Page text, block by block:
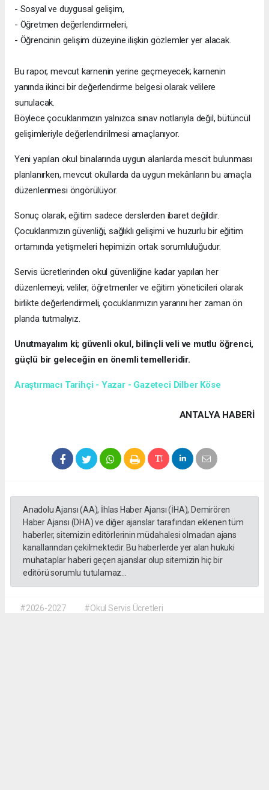
- Sosyal ve duygusal gelişim,
- Öğretmen değerlendirmeleri,
- Öğrencinin gelişim düzeyine ilişkin gözlemler yer alacak.
Bu rapor, mevcut karnenin yerine geçmeyecek; karnenin
yanında ikinci bir değerlendirme belgesi olarak velilere
sunulacak.
Böylece çocuklarımızın yalnızca sınav notlarıyla değil, bütüncül
gelişimleriyle değerlendirilmesi amaçlanıyor.
Yeni yapılan okul binalarında uygun alanlarda mescit bulunması
planlanırken, mevcut okullarda da uygun mekânların bu amaçla
düzenlenmesi öngörülüyor.
Sonuç olarak, eğitim sadece derslerden ibaret değildir.
Çocuklarımızın güvenliği, sağlıklı gelişimi ve huzurlu bir eğitim
ortamında yetişmeleri hepimizin ortak sorumluluğudur.
Servis ücretlerinden okul güvenliğine kadar yapılan her
düzenlemeyi; veliler, öğretmenler ve eğitim yöneticileri olarak
birlikte değerlendirmeli, çocuklarımızın yararını her zaman ön
planda tutmalıyız.
Unutmayalım ki; güvenli okul, bilinçli veli ve mutlu öğrenci,
güçlü bir geleceğin en önemli temelleridir.
Araştırmacı Tarihçi - Yazar - Gazeteci Dilber Köse
ANTALYA HABERİ
Anadolu Ajansı (AA), İhlas Haber Ajansı (İHA), Demirören
Haber Ajansı (DHA) ve diğer ajanslar tarafından eklenen tüm
haberler, sitemizin editörlerinin müdahalesi olmadan ajans
kanallarından çekilmektedir. Bu haberlerde yer alan hukuki
muhataplar haberi geçen ajanslar olup sitemizin hiç bir
editörü sorumlu tutulamaz...
#2026-2027
#Okul Servis Ücretleri